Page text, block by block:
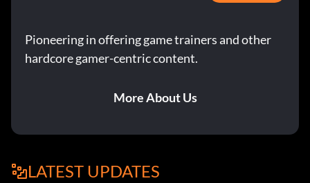
Pioneering in offering game trainers and other
hardcore gamer-centric content.
More About Us
LATEST UPDATES